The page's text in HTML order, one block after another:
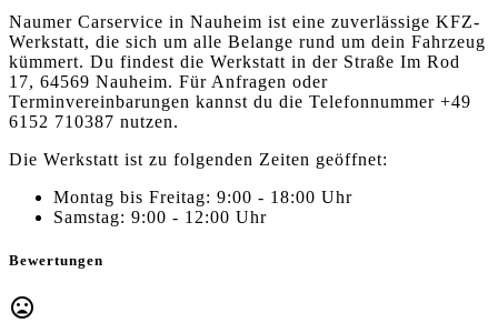
Naumer Carservice in Nauheim ist eine zuverlässige KFZ-
Werkstatt, die sich um alle Belange rund um dein Fahrzeug
kümmert. Du findest die Werkstatt in der Straße Im Rod
17, 64569 Nauheim. Für Anfragen oder
Terminvereinbarungen kannst du die Telefonnummer +49
6152 710387 nutzen.
Die Werkstatt ist zu folgenden Zeiten geöffnet:
Montag bis Freitag: 9:00 - 18:00 Uhr
Samstag: 9:00 - 12:00 Uhr
Bewertungen